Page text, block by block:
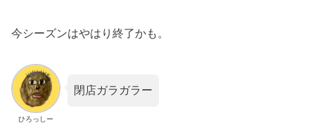
今シーズンはやはり終了かも。
ひろっしー
閉店ガラガラー